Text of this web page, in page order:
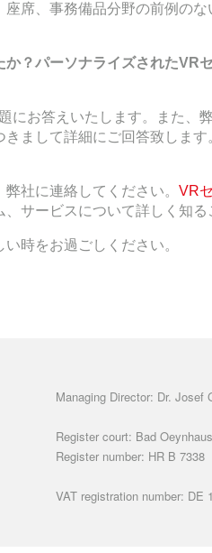
席、事務備品分野の前例の
？パーソナライズされたVR
にお答えいたします。また、
まして詳細にご回答致しま
社に連絡してください。 VR
サービスについて詳しく知る
時をお過ごしください。
Managing Director: Dr. Josef
Register court: Bad
Register number: HR B 7338
VAT registration number: DE